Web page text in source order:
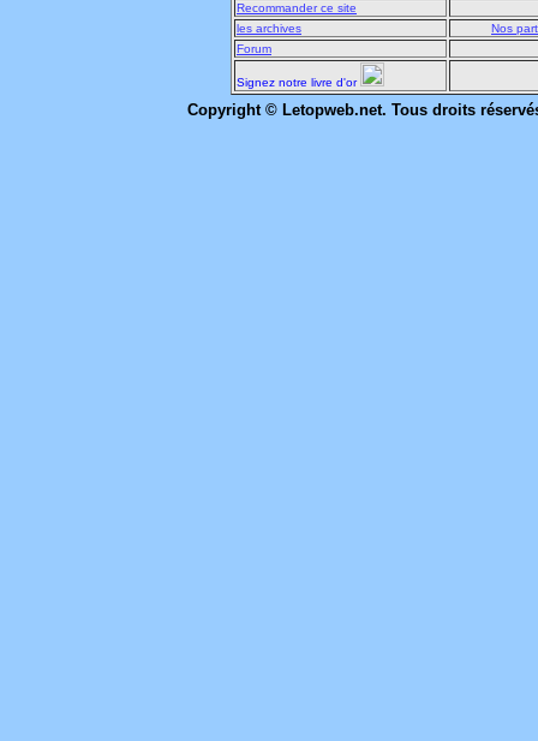
Recommander ce site
les archives
Nos
Forum
Signez notre livre d'or
Copyright © Letopweb.net. Tous droits